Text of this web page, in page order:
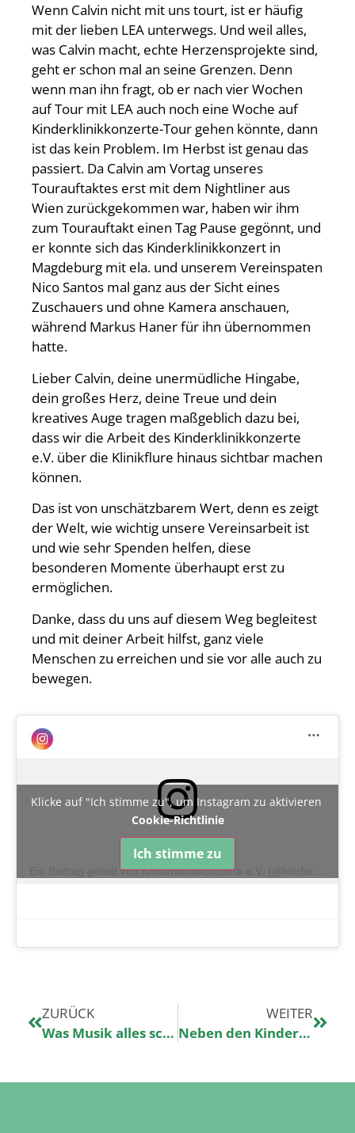
Wenn Calvin nicht mit uns tourt, ist er häufig
mit der lieben LEA unterwegs. Und weil alles,
was Calvin macht, echte Herzensprojekte sind,
geht er schon mal an seine Grenzen. Denn
wenn man ihn fragt, ob er nach vier Wochen
auf Tour mit LEA auch noch eine Woche auf
Kinderklinikkonzerte-Tour gehen könnte, dann
ist das kein Problem. Im Herbst ist genau das
passiert. Da Calvin am Vortag unseres
Tourauftaktes erst mit dem Nightliner aus
Wien zurückgekommen war, haben wir ihm
zum Tourauftakt einen Tag Pause gegönnt, und
er konnte sich das Kinderklinikkonzert in
Magdeburg mit ela. und unserem Vereinspaten
Nico Santos mal ganz aus der Sicht eines
Zuschauers und ohne Kamera anschauen,
während Markus Haner für ihn übernommen
hatte.
Lieber Calvin, deine unermüdliche Hingabe,
dein großes Herz, deine Treue und dein
kreatives Auge tragen maßgeblich dazu bei,
dass wir die Arbeit des Kinderklinikkonzerte
e.V. über die Klinikflure hinaus sichtbar machen
können.
Das ist von unschätzbarem Wert, denn es zeigt
der Welt, wie wichtig unsere Vereinsarbeit ist
und wie sehr Spenden helfen, diese
besonderen Momente überhaupt erst zu
ermöglichen.
Danke, dass du uns auf diesem Weg begleitest
und mit deiner Arbeit hilfst, ganz viele
Menschen zu erreichen und sie vor alle auch zu
bewegen.
Klicke auf "Ich stimme zu", um Instagram zu aktivieren
Cookie-Richtlinie
Ich stimme zu
ZURÜCK
Was Musik alles schafft…
WEITER
Neben den Kindern sind unsere großen Helden auf den Kinderstationen auch die Eltern